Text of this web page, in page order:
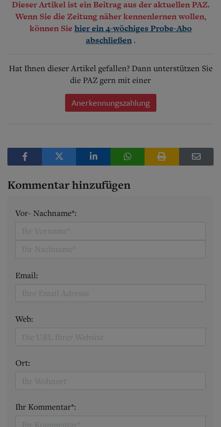
Dieser Artikel ist ein Beitrag aus der aktuellen PAZ.
Wenn Sie die Zeitung näher kennenlernen wollen,
können Sie hier ein 4-wöchiges Probe-Abo
abschließen .
Hat Ihnen dieser Artikel gefallen? Dann unterstützen Sie
die PAZ gern mit einer
Anerkennungszahlung
Kommentar hinzufügen
Vor- Nachname*:
Email:
Web:
Ort:
Ihr Kommentar*: